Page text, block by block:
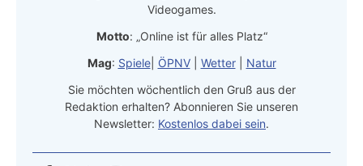
Videogames.
Motto: „Online ist für alles Platz“
Mag: Spiele| ÖPNV| Wetter| Natur
Sie möchten wöchentlich den Gruß aus der
Redaktion erhalten? Abonnieren Sie unseren
Newsletter: Kostenlos dabei sein.